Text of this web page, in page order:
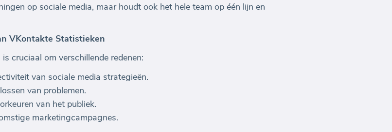
op sociale media, maar houdt ook het hele team op één lijn en
VKontakte Statistieken
cruciaal om verschillende redenen:
van sociale media strategieën.
van problemen.
van het publiek.
marketingcampagnes.